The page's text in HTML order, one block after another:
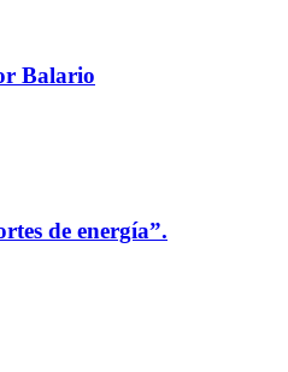
Balario
de energía”.